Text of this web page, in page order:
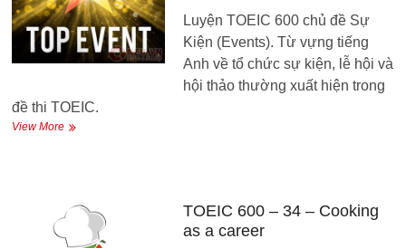
Luyện TOEIC 600 chủ đề Sự
Kiện (Events). Từ vựng tiếng
Anh về tổ chức sự kiện, lễ hội và
hội thảo thường xuất hiện trong
đề thi TOEIC.
View MoreTOEIC
Events
TOEIC 600 – 34 – Cooking
as a career